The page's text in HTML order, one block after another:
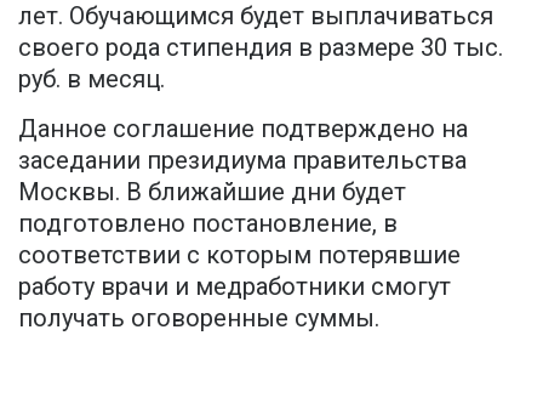
лет. Обучающимся будет выплачиваться
своего рода стипендия в размере 30 тыс.
руб. в месяц.
Данное соглашение подтверждено на
заседании президиума правительства
Москвы. В ближайшие дни будет
подготовлено постановление, в
соответствии с которым потерявшие
работу врачи и медработники смогут
получать оговоренные суммы.